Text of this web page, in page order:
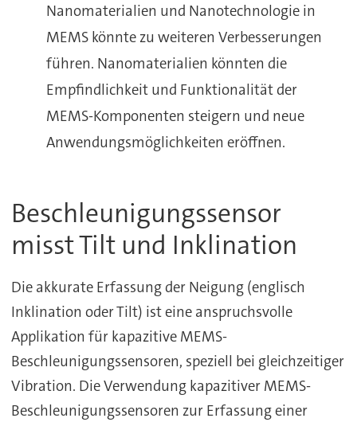
Nanomaterialien und Nanotechnologie in
MEMS könnte zu weiteren Verbesserungen
führen. Nanomaterialien könnten die
Empfindlichkeit und Funktionalität der
MEMS-Komponenten steigern und neue
Anwendungsmöglichkeiten eröffnen.
Beschleunigungssensor
misst Tilt und Inklination
Die akkurate Erfassung der Neigung (englisch
Inklination oder Tilt) ist eine anspruchsvolle
Applikation für kapazitive MEMS-
Beschleunigungssensoren, speziell bei gleichzeitiger
Vibration. Die Verwendung kapazitiver MEMS-
Beschleunigungssensoren zur Erfassung einer